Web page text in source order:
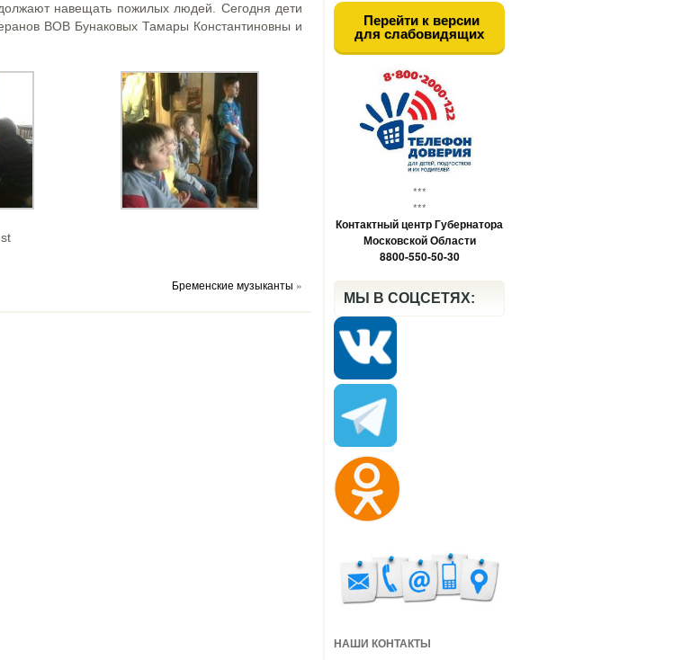
навещать пожилых людей. Сегодня дети
ВОВ Бунаковых Тамары Константиновны и
Бременские музыканты »
Перейти к версии
для слабовидящих
***
***
Контактный центр Губернатора
Московской Области
8800-550-50-30
МЫ В СОЦСЕТЯХ:
НАШИ КОНТАКТЫ